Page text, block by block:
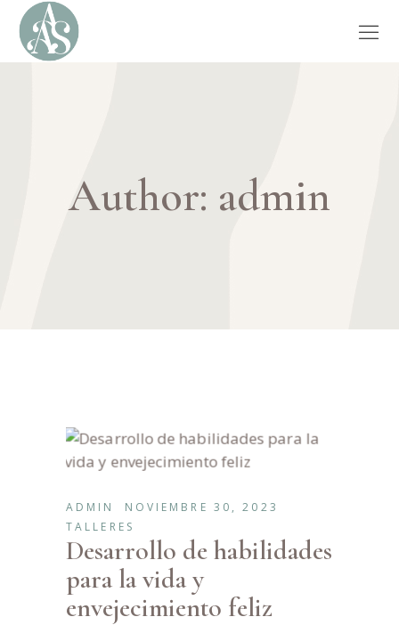
Author: admin
ADMIN
NOVIEMBRE 30, 2023
TALLERES
Desarrollo de habilidades
para la vida y
envejecimiento feliz